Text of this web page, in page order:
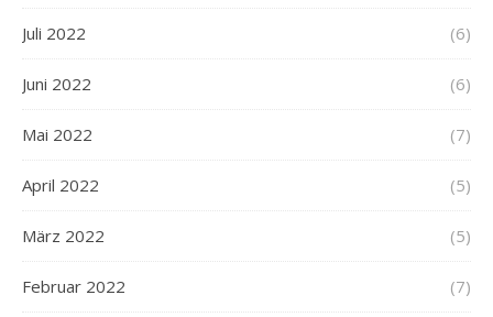
Juli 2022 (6)
Juni 2022 (6)
Mai 2022 (7)
April 2022 (5)
März 2022 (5)
Februar 2022 (7)